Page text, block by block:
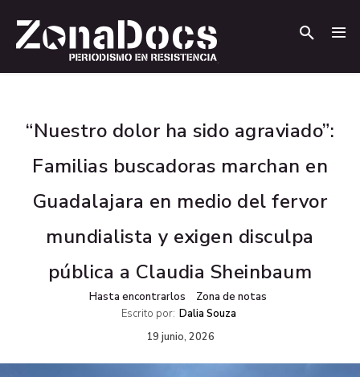
“Nuestro dolor ha sido agraviado”:
Familias buscadoras marchan en
Guadalajara en medio del fervor
mundialista y exigen disculpa
pública a Claudia Sheinbaum
Hasta encontrarlos
Zona de notas
Escrito por: Dalia Souza
19 junio, 2026